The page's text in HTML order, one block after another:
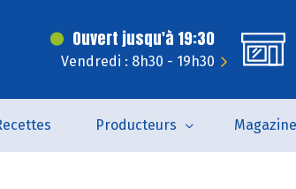
Ouvert jusqu'à 19:30
Vendredi : 8h30 - 19h30
Producteurs